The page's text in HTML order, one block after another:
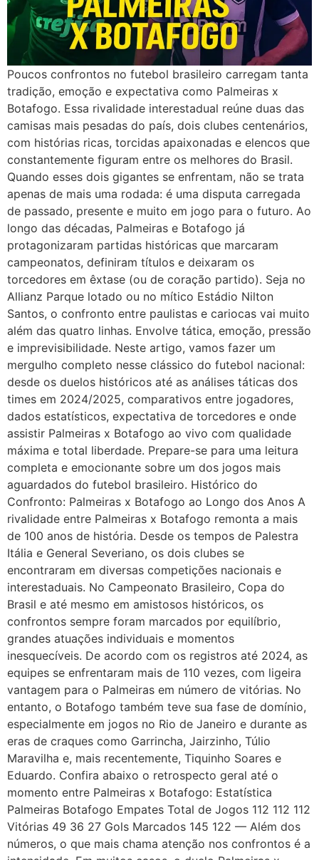
Poucos confrontos no futebol brasileiro carregam tanta
tradição, emoção e expectativa como Palmeiras x
Botafogo. Essa rivalidade interestadual reúne duas das
camisas mais pesadas do país, dois clubes centenários,
com histórias ricas, torcidas apaixonadas e elencos que
constantemente figuram entre os melhores do Brasil.
Quando esses dois gigantes se enfrentam, não se trata
apenas de mais uma rodada: é uma disputa carregada
de passado, presente e muito em jogo para o futuro. Ao
longo das décadas, Palmeiras e Botafogo já
protagonizaram partidas históricas que marcaram
campeonatos, definiram títulos e deixaram os
torcedores em êxtase (ou de coração partido). Seja no
Allianz Parque lotado ou no mítico Estádio Nilton
Santos, o confronto entre paulistas e cariocas vai muito
além das quatro linhas. Envolve tática, emoção, pressão
e imprevisibilidade. Neste artigo, vamos fazer um
mergulho completo nesse clássico do futebol nacional:
desde os duelos históricos até as análises táticas dos
times em 2024/2025, comparativos entre jogadores,
dados estatísticos, expectativa de torcedores e onde
assistir Palmeiras x Botafogo ao vivo com qualidade
máxima e total liberdade. Prepare-se para uma leitura
completa e emocionante sobre um dos jogos mais
aguardados do futebol brasileiro. Histórico do
Confronto: Palmeiras x Botafogo ao Longo dos Anos A
rivalidade entre Palmeiras x Botafogo remonta a mais
de 100 anos de história. Desde os tempos de Palestra
Itália e General Severiano, os dois clubes se
encontraram em diversas competições nacionais e
interestaduais. No Campeonato Brasileiro, Copa do
Brasil e até mesmo em amistosos históricos, os
confrontos sempre foram marcados por equilíbrio,
grandes atuações individuais e momentos
inesquecíveis. De acordo com os registros até 2024, as
equipes se enfrentaram mais de 110 vezes, com ligeira
vantagem para o Palmeiras em número de vitórias. No
entanto, o Botafogo também teve sua fase de domínio,
especialmente em jogos no Rio de Janeiro e durante as
eras de craques como Garrincha, Jairzinho, Túlio
Maravilha e, mais recentemente, Tiquinho Soares e
Eduardo. Confira abaixo o retrospecto geral até o
momento entre Palmeiras x Botafogo: Estatística
Palmeiras Botafogo Empates Total de Jogos 112 112 112
Vitórias 49 36 27 Gols Marcados 145 122 — Além dos
números, o que mais chama atenção nos confrontos é a